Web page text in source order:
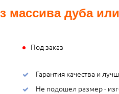
массива дуба
Под заказ
Гарантия качества и
Не подошел размер -